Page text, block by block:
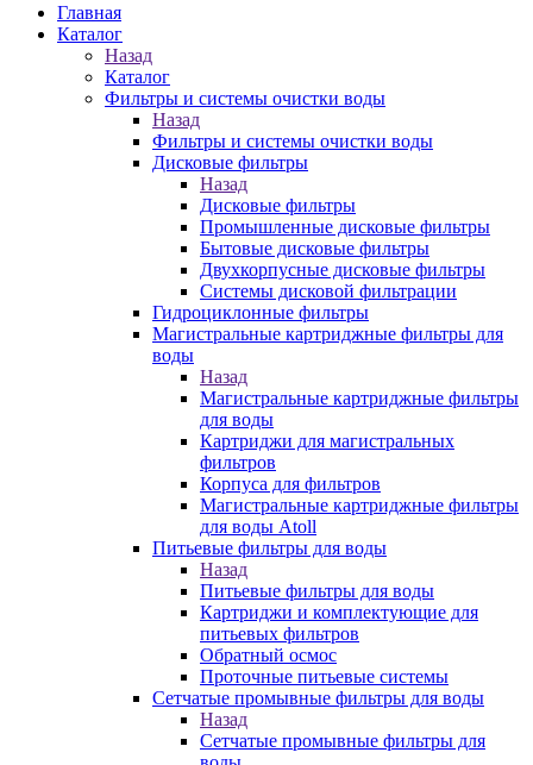
Главная
Каталог
Назад
Каталог
Фильтры и системы очистки воды
Назад
Фильтры и системы очистки воды
Дисковые фильтры
Назад
Дисковые фильтры
Промышленные дисковые фильтры
Бытовые дисковые фильтры
Двухкорпусные дисковые фильтры
Системы дисковой фильтрации
Гидроциклонные фильтры
Магистральные картриджные фильтры для
воды
Назад
Магистральные картриджные фильтры
для воды
Картриджи для магистральных
фильтров
Корпуса для фильтров
Магистральные картриджные фильтры
для воды Atoll
Питьевые фильтры для воды
Назад
Питьевые фильтры для воды
Картриджи и комплектующие для
питьевых фильтров
Обратный осмос
Проточные питьевые системы
Сетчатые промывные фильтры для воды
Назад
Сетчатые промывные фильтры для